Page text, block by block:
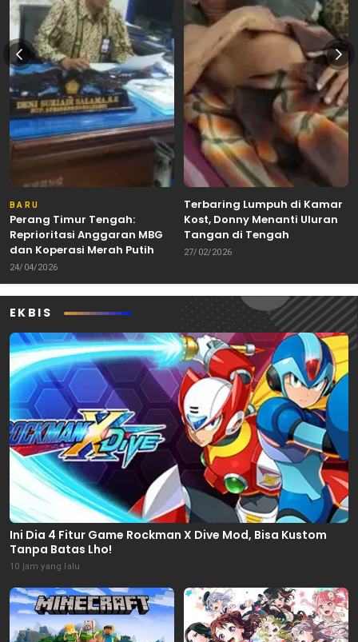
BARU
Perang Timur Tengah:
Reprioritasi Anggaran MBG
dan Koperasi Merah Putih
24/04/2026
Terbaring Lumpuh di Kamar
Kost, Donny Menanti Uluran
Tangan di Tengah
Keterbatasan
27/02/2026
EKBIS
Ini Dia 4 Fitur Game Rockman X Dive Mod, Bisa Kustom
Tanpa Batas Lho!
10 jam yang lalu